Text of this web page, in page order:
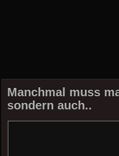
Manchmal muss
sondern auch..